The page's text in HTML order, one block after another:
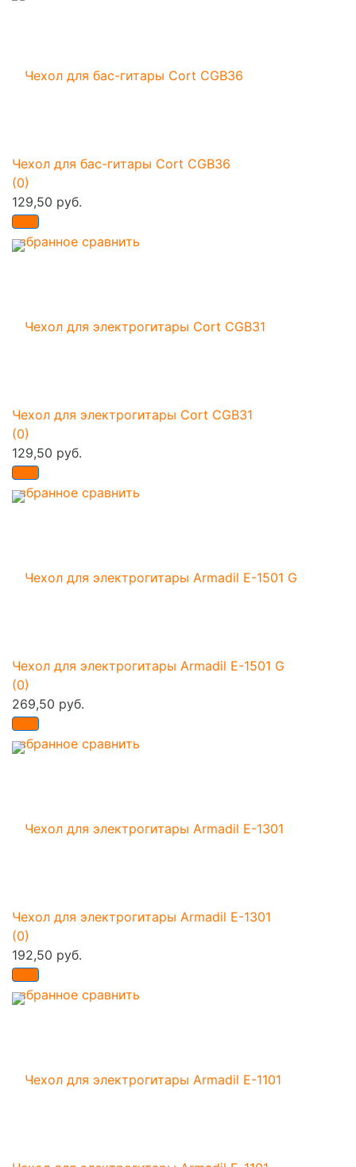
избранное сравнить
Чехол для бас-гитары Cort CGB36
(0)
129,50 руб.
избранное сравнить
Чехол для электрогитары Cort CGB31
(0)
129,50 руб.
избранное сравнить
Чехол для электрогитары Armadil E-1501 G
(0)
269,50 руб.
избранное сравнить
Чехол для электрогитары Armadil E-1301
(0)
192,50 руб.